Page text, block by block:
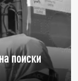
поиски